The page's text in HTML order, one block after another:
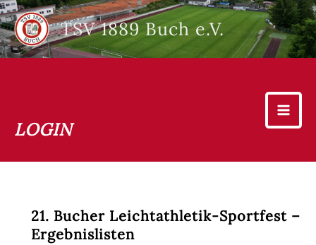
Zum
Inhalt
springen TSV 1889 Buch e.V.
LOGIN
21. Bucher Leichtathletik-Sportfest –
Ergebnislisten